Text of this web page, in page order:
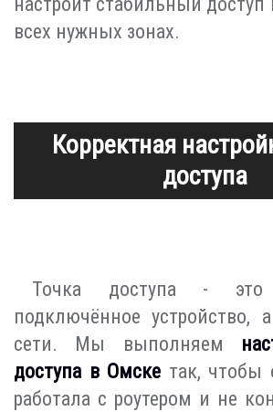
всех нужных зонах.
Корректная
доступа
Точка доступа -
подключённое устройство,
сети. Мы выполняем
доступа в Омске так, чтобы
работала с роутером и не